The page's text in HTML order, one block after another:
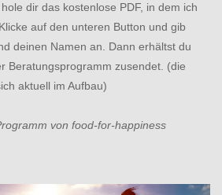
dir das kostenlose PDF, in dem ich
auf den unteren Button und gib
deinen Namen an. Dann erhältst du
Beratungsprogramm zusendet. (die
aktuell im Aufbau)
von food-for-happiness